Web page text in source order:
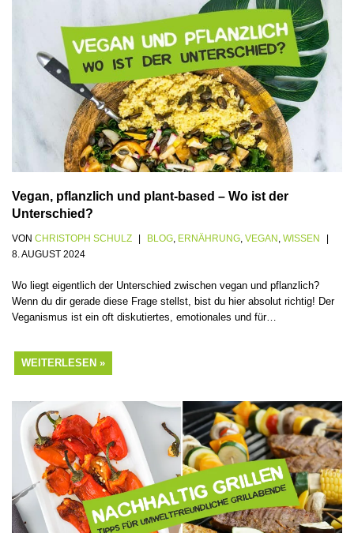
Vegan, pflanzlich und plant-based – Wo ist der
Unterschied?
VON CHRISTOPH SCHULZ BLOG ERNÄHRUNG VEGAN WISSEN
8. AUGUST 2024
Wo liegt eigentlich der Unterschied zwischen vegan und pflanzlich?
Wenn du dir gerade diese Frage stellst, bist du hier absolut richtig! Der
Veganismus ist ein oft diskutiertes, emotionales und für…
WEITERLESEN »